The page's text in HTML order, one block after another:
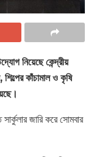
নিয়েছে কেন্দ্রীয়
কাঁচামাল ও কৃষি
জারি করে সোমবার